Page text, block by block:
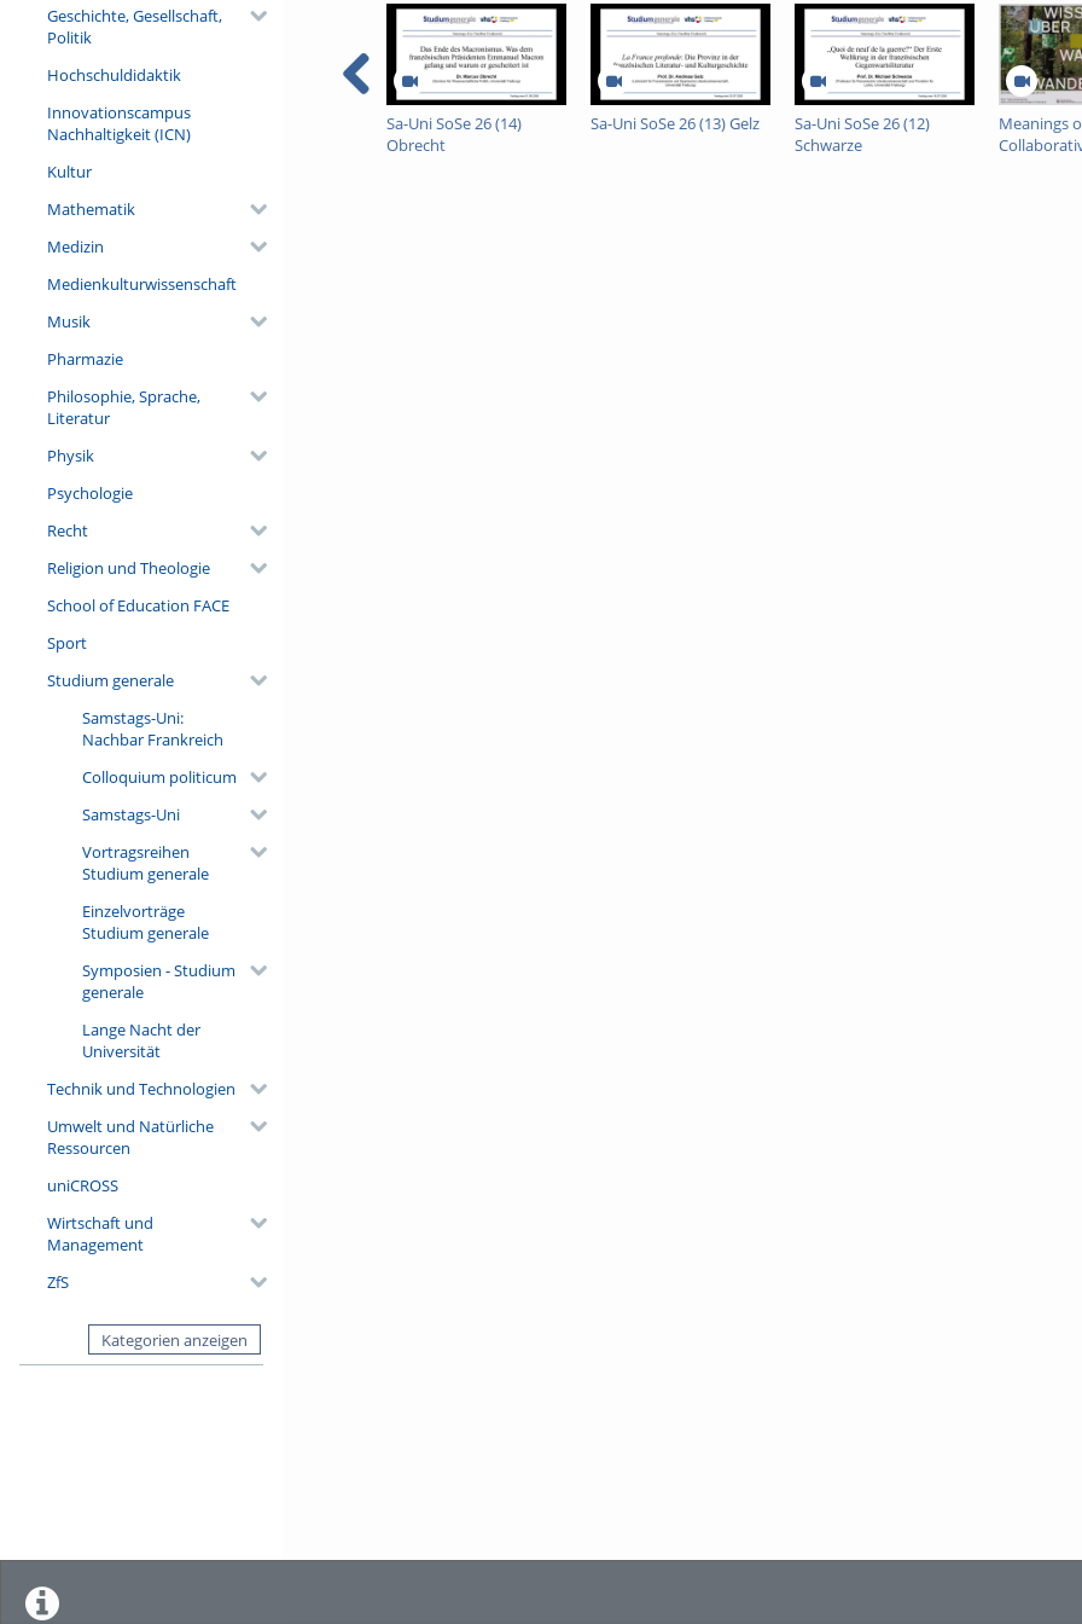
Geschichte, Gesellschaft,
Politik
Hochschuldidaktik
Innovationscampus
Nachhaltigkeit (ICN)
Kultur
Mathematik
Medizin
Medienkulturwissenschaft
Musik
Pharmazie
Philosophie, Sprache,
Literatur
Physik
Psychologie
Recht
Religion und Theologie
School of Education FACE
Sport
Studium generale
Samstags-Uni:
Nachbar Frankreich
Colloquium politicum
Samstags-Uni
Vortragsreihen
Studium generale
Einzelvorträge
Studium generale
Symposien - Studium
generale
Lange Nacht der
Universität
Technik und Technologien
Umwelt und Natürliche
Ressourcen
uniCROSS
Wirtschaft und
Management
ZfS
Kategorien anzeigen
wiederholte Lektüre von Cervantes’ Don Quijote begünstigte vor diesem Hintergrund zugleich eine
Romans in seinem traditionsgeschichtlichen Zusammenhang. Mit dem Erscheinen von James Joyces
Gides Les faux-monnayeurs (1925), zwei von Thomas Mann hoch geschätzten Romanwerken, sprach er
sich der Roman als Form heute für unser aller Gefühl befindet“. Die Joseph-Tetralogie ist Manns Antwort
es darauf anlegte, Nietzsche durch Heines Werk hindurch und im Blick auf die epische
für den Entwurf eines politischen „Humanismus“ zu retten.
Referent/in:
Sa-Uni SoSe 26 (14)
Obrecht
Sa-Uni SoSe 26 (13) Gelz
Sa-Uni SoSe 26 (12)
Schwarze
Meanings